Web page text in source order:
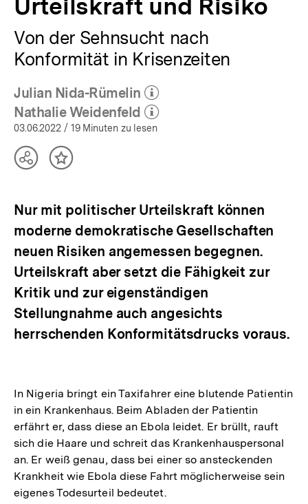
Urteilskraft und Risiko
Von der Sehnsucht nach
Konformität in Krisenzeiten
Julian Nida-Rümelin
(Mehr zum Autor)
öffnen
Nathalie Weidenfeld
(Mehr zum Autor)
öffnen
03.06.2022 / 19 Minuten zu lesen
TeilenInhalt
Nur mit politischer Urteilskraft können
moderne demokratische Gesellschaften
neuen Risiken angemessen begegnen.
Urteilskraft aber setzt die Fähigkeit zur
Kritik und zur eigenständigen
Stellungnahme auch angesichts
herrschenden Konformitätsdrucks voraus.
In Nigeria bringt ein Taxifahrer eine blutende Patientin
in ein Krankenhaus. Beim Abladen der Patientin
erfährt er, dass diese an Ebola leidet. Er brüllt, rauft
sich die Haare und schreit das Krankenhauspersonal
an. Er weiß genau, dass bei einer so ansteckenden
Krankheit wie Ebola diese Fahrt möglicherweise sein
eigenes Todesurteil bedeutet.